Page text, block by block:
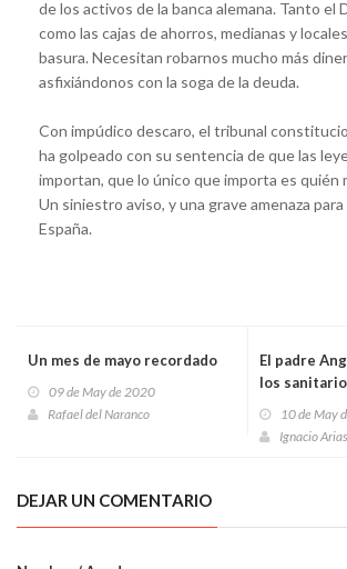
de los activos de la banca alemana. Tanto el
como las cajas de ahorros, medianas y
basura. Necesitan robarnos mucho más
asfixiándonos con la soga de la deuda.
Con impúdico descaro, el tribunal
ha golpeado con su sentencia de que las
importan, que lo único que importa es quién
Un siniestro aviso, y una grave amenaza
España.
Un mes de mayo recordado
09 de May de 2020
Rafael del Naranco
El padre
los
10 de May
Ignacio
DEJAR UN COMENTARIO